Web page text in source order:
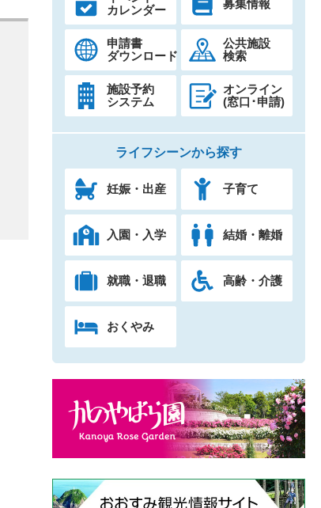
カレンダー
募集情報
申請書
ダウンロード
公共施設
検索
施設予約
システム
オンライン
(窓口･申請)
ライフシーンから探す
妊娠・出産 子育て
入園・入学 結婚・離婚
就職・退職 高齢・介護
おくやみ